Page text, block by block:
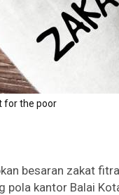
for the poor
besaran zakat
kantor Balai